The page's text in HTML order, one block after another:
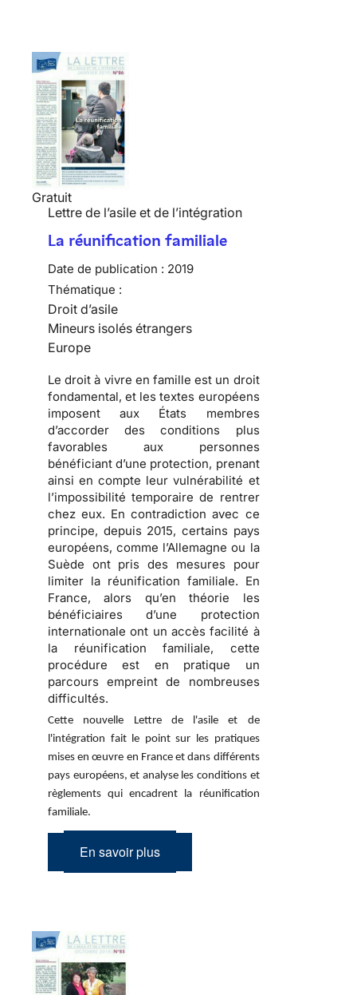
Gratuit
Lettre de l’asile et de l’intégration
La réunification familiale
Date de publication : 2019
Thématique :
Droit d’asile
Mineurs isolés étrangers
Europe
Le droit à vivre en famille est un droit
fondamental, et les textes européens
imposent aux États membres
d’accorder des conditions plus
favorables aux personnes
bénéficiant d’une protection, prenant
ainsi en compte leur vulnérabilité et
l’impossibilité temporaire de rentrer
chez eux. En contradiction avec ce
principe, depuis 2015, certains pays
européens, comme l’Allemagne ou la
Suède ont pris des mesures pour
limiter la réunification familiale. En
France, alors qu’en théorie les
bénéficiaires d’une protection
internationale ont un accès facilité à
la réunification familiale, cette
procédure est en pratique un
parcours empreint de nombreuses
difficultés.
Cette nouvelle Lettre de l'asile et de
l'intégration fait le point sur les pratiques
mises en œuvre en France et dans différents
pays européens, et analyse les conditions et
règlements qui encadrent la réunification
familiale.
En savoir plus